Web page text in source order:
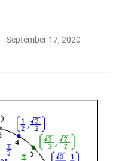
- September 17, 2020